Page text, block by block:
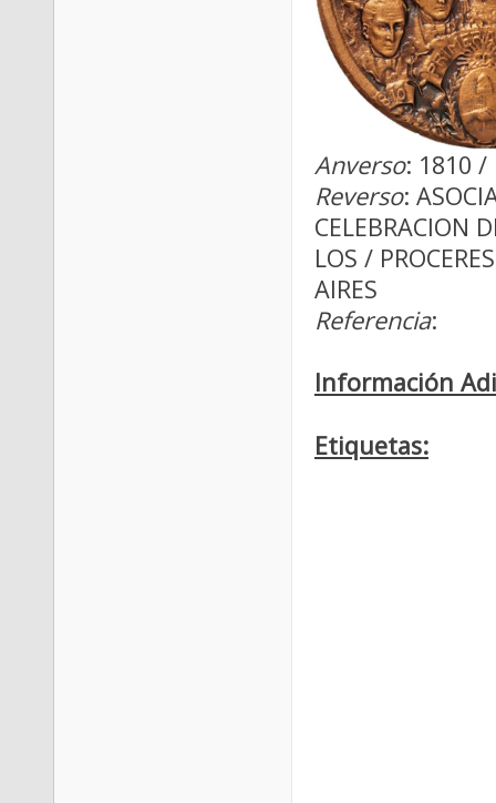
Anverso: 1810 /
Reverso:
CELEBRACION
LOS /
AIRES
Referencia:
Información
Etiquetas: